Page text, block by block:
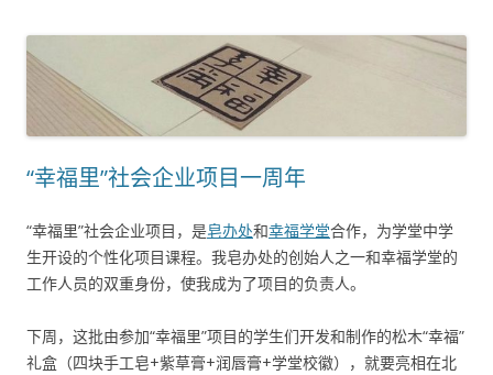
“幸福里”社会企业项目一周年
“幸福里”社会企业项目，是皂办处和幸福学堂合作，为学堂中学
生开设的个性化项目课程。我皂办处的创始人之一和幸福学堂的
工作人员的双重身份，使我成为了项目的负责人。
下周，这批由参加“幸福里”项目的学生们开发和制作的松木“幸福”
礼盒（四块手工皂+紫草膏+润唇膏+学堂校徽），就要亮相在北